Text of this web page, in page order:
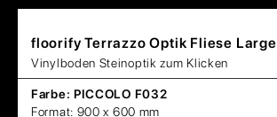
floorify Terrazzo Optik Fliese Large
Vinylboden Steinoptik zum Klicken
Farbe: PICCOLO F032
Format: 900 x 600 mm